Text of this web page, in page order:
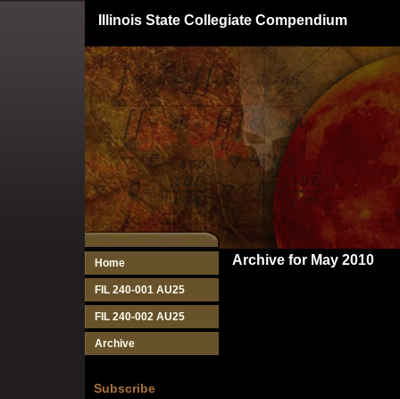
Illinois State Collegiate Compendium
Home
FIL 240-001 AU25
FIL 240-002 AU25
Archive
Subscribe
Archive for May 2010